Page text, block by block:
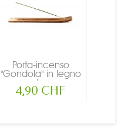
Porta-incenso
"Gondola" in legno
di...
4,90 CHF